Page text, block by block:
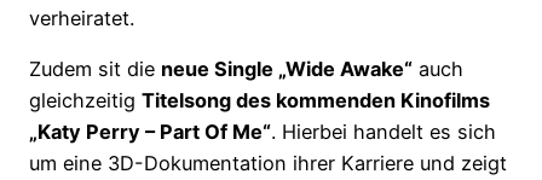
verheiratet.
Zudem sit die neue Single „Wide Awake“ auch
gleichzeitig Titelsong des kommenden Kinofilms
„Katy Perry – Part Of Me“. Hierbei handelt es sich
um eine 3D-Dokumentation ihrer Karriere und zeigt